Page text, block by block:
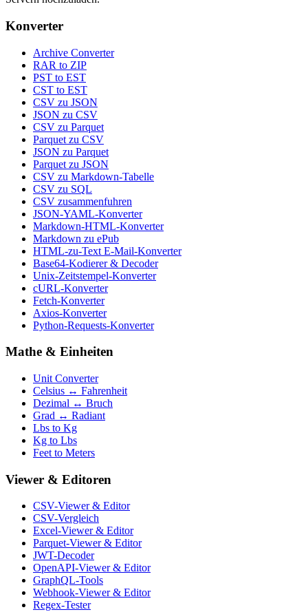
Konverter
Archive Converter
RAR to ZIP
PST to EST
CST to EST
CSV zu JSON
JSON zu CSV
CSV zu Parquet
Parquet zu CSV
JSON zu Parquet
Parquet zu JSON
CSV zu Markdown-Tabelle
CSV zu SQL
CSV zusammenfuhren
JSON-YAML-Konverter
Markdown-HTML-Konverter
Markdown zu ePub
HTML-zu-Text E-Mail-Konverter
Base64-Kodierer & Decoder
Unix-Zeitstempel-Konverter
cURL-Konverter
Fetch-Konverter
Axios-Konverter
Python-Requests-Konverter
Mathe & Einheiten
Unit Converter
Celsius ↔ Fahrenheit
Dezimal ↔ Bruch
Grad ↔ Radiant
Lbs to Kg
Kg to Lbs
Feet to Meters
Viewer & Editoren
CSV-Viewer & Editor
CSV-Vergleich
Excel-Viewer & Editor
Parquet-Viewer & Editor
JWT-Decoder
OpenAPI-Viewer & Editor
GraphQL-Tools
Webhook-Viewer & Editor
Regex-Tester